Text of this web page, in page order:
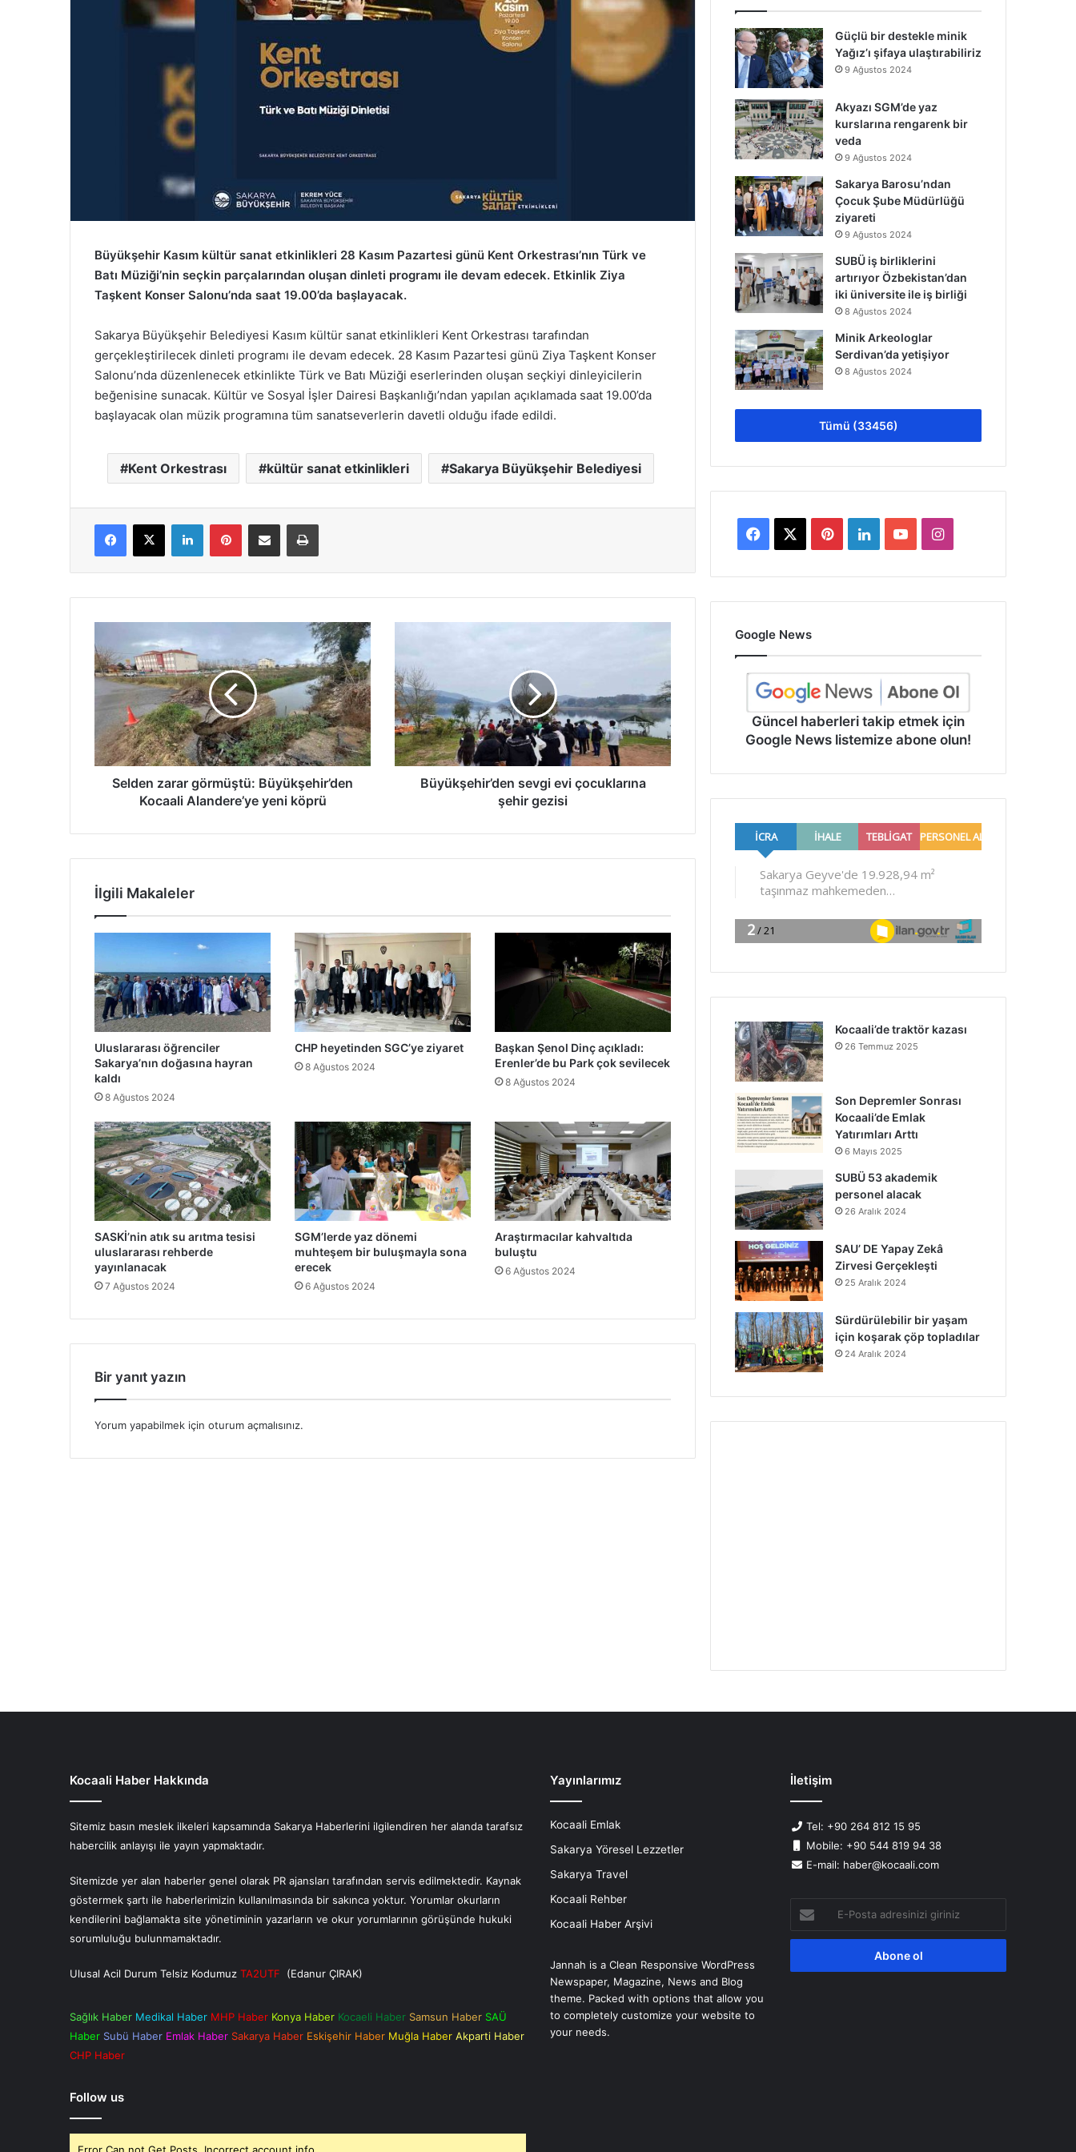
Büyükşehir Kasım kültür sanat etkinlikleri 28 Kasım Pazartesi günü Kent Orkestrası’nın Türk ve
Batı Müziği’nin seçkin parçalarından oluşan dinleti programı ile devam edecek. Etkinlik Ziya
Taşkent Konser Salonu’nda saat 19.00’da başlayacak.
Sakarya Büyükşehir Belediyesi Kasım kültür sanat etkinlikleri Kent Orkestrası tarafından
gerçekleştirilecek dinleti programı ile devam edecek. 28 Kasım Pazartesi günü Ziya Taşkent Konser
Salonu’nda düzenlenecek etkinlikte Türk ve Batı Müziği eserlerinden oluşan seçkiyi dinleyicilerin
beğenisine sunacak. Kültür ve Sosyal İşler Dairesi Başkanlığı’ndan yapılan açıklamada saat 19.00’da
başlayacak olan müzik programına tüm sanatseverlerin davetli olduğu ifade edildi.
Kent Orkestrası kültür sanat etkinlikleri Sakarya Büyükşehir Belediyesi
Facebook
X LinkedInPinterestE-Posta ile paylaş Yazdır
zarar
görmüştü:
Büyükşehir’den
Kocaali
Alandere’ye
yeni
köprü
Selden zarar görmüştü: Büyükşehir’den
Kocaali Alandere’ye yeni köprü
evi
çocuklarına
şehir
gezisi
Büyükşehir’den sevgi evi çocuklarına
şehir gezisi
İlgili Makaleler
Uluslararası öğrenciler
Sakarya’nın doğasına hayran
kaldı
8 Ağustos 2024
CHP heyetinden SGC’ye ziyaret
8 Ağustos 2024
Başkan Şenol Dinç açıkladı:
Erenler’de bu Park çok sevilecek
8 Ağustos 2024
SASKİ’nin atık su arıtma tesisi
uluslararası rehberde
yayınlanacak
7 Ağustos 2024
SGM’lerde yaz dönemi
muhteşem bir buluşmayla sona
erecek
6 Ağustos 2024
Araştırmacılar kahvaltıda
buluştu
6 Ağustos 2024
Bir yanıt yazın
Yorum yapabilmek için oturum açmalısınız.
Güçlü bir destekle minik
Yağız’ı şifaya ulaştırabiliriz
9 Ağustos 2024
Akyazı SGM’de yaz
kurslarına rengarenk bir
veda
9 Ağustos 2024
Sakarya Barosu’ndan
Çocuk Şube Müdürlüğü
ziyareti
9 Ağustos 2024
SUBÜ iş birliklerini
artırıyor Özbekistan’dan
iki üniversite ile iş birliği
8 Ağustos 2024
Minik Arkeologlar
Serdivan’da yetişiyor
8 Ağustos 2024
Tümü (33456)
Facebook PinterestLinkedInYouTubeInstagram
Google News
Güncel haberleri takip etmek için
Google News listemize abone olun!
Kocaali’de traktör kazası
26 Temmuz 2025
Son Depremler Sonrası
Kocaali’de Emlak
Yatırımları Arttı
6 Mayıs 2025
SUBÜ 53 akademik
personel alacak
26 Aralık 2024
SAU’ DE Yapay Zekâ
Zirvesi Gerçekleşti
25 Aralık 2024
Sürdürülebilir bir yaşam
için koşarak çöp topladılar
24 Aralık 2024
Kocaali Haber Hakkında
Sitemiz basın meslek ilkeleri kapsamında Sakarya Haberlerini ilgilendiren her alanda tarafsız
habercilik anlayışı ile yayın yapmaktadır.
Sitemizde yer alan haberler genel olarak PR ajansları tarafından servis edilmektedir. Kaynak
göstermek şartı ile haberlerimizin kullanılmasında bir sakınca yoktur. Yorumlar okurların
kendilerini bağlamakta site yönetiminin yazarların ve okur yorumlarının görüşünde hukuki
sorumluluğu bulunmamaktadır.
Ulusal Acil Durum Telsiz Kodumuz TA2UTF (Edanur ÇIRAK)
Sağlık Haber Medikal Haber MHP Haber Konya Haber Kocaeli Haber Samsun Haber SAÜ
Haber Subü Haber Emlak Haber Sakarya Haber Eskişehir Haber Muğla Haber Akparti Haber
CHP Haber
Follow us
Yayınlarımız
Kocaali Emlak
Sakarya Yöresel Lezzetler
Sakarya Travel
Kocaali Rehber
Kocaali Haber Arşivi
Jannah is a Clean Responsive WordPress
Newspaper, Magazine, News and Blog
theme. Packed with options that allow you
to completely customize your website to
your needs.
İletişim
Tel: +90 264 812 15 95
Mobile: +90 544 819 94 38
E-mail: haber@kocaali.com
Posta
adresinizi